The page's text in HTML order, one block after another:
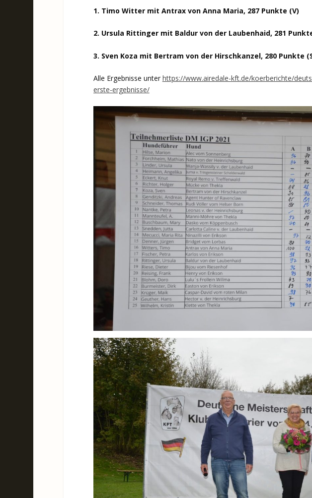
1. Timo Witter mit Antrax von Anna Maria, 287 Punkte (V)
2. Ursula Rittinger mit Baldur von der Laubenhaid, 281
3. Sven Koza mit Bertram von der Hirschkanzel, 280 Punkte
Alle Ergebnisse unter https://www.airedale-kft.de/koerberichte/
erste-ergebnisse/